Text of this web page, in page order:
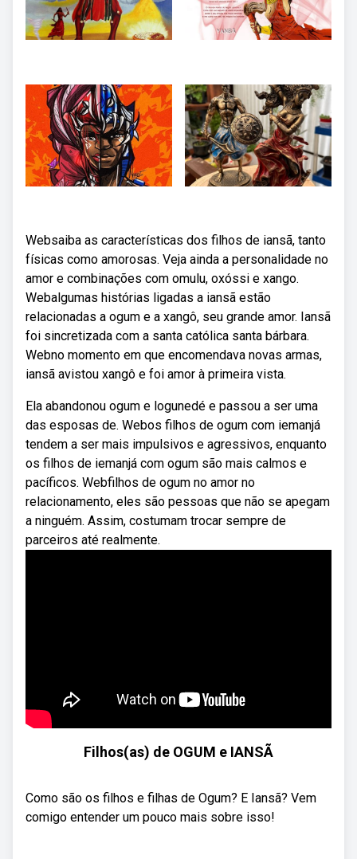
Websaiba as características dos filhos de iansã, tanto
físicas como amorosas. Veja ainda a personalidade no
amor e combinações com omulu, oxóssi e xango.
Webalgumas histórias ligadas a iansã estão
relacionadas a ogum e a xangô, seu grande amor. Iansã
foi sincretizada com a santa católica santa bárbara.
Webno momento em que encomendava novas armas,
iansã avistou xangô e foi amor à primeira vista.
Ela abandonou ogum e logunedé e passou a ser uma
das esposas de. Webos filhos de ogum com iemanjá
tendem a ser mais impulsivos e agressivos, enquanto
os filhos de iemanjá com ogum são mais calmos e
pacíficos. Webfilhos de ogum no amor no
relacionamento, eles são pessoas que não se apegam
a ninguém. Assim, costumam trocar sempre de
parceiros até realmente.
Filhos(as) de OGUM e IANSÃ
Como são os filhos e filhas de Ogum? E Iansã? Vem
comigo entender um pouco mais sobre isso!